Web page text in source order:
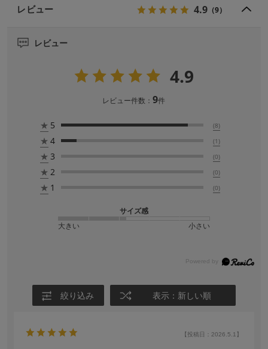
レビュー 4.9 （9）
レビュー
4.9
レビュー件数：9件
★ 5 (8)
★ 4 (1)
★ 3 (0)
★ 2 (0)
★ 1 (0)
サイズ感
大きい
小さい
絞り込み 表示：新しい順
【投稿日：2026.5.1】